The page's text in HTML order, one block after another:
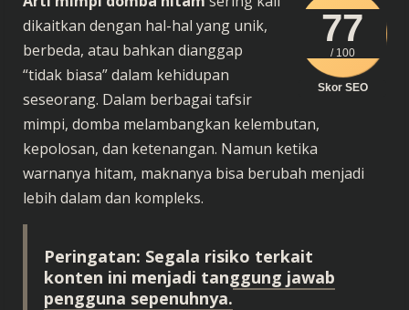
77
/ 100
Skor SEO
dikaitkan dengan hal-hal yang unik,
berbeda, atau bahkan dianggap
“tidak biasa” dalam kehidupan
seseorang. Dalam berbagai tafsir
mimpi, domba melambangkan kelembutan,
kepolosan, dan ketenangan. Namun ketika
warnanya hitam, maknanya bisa berubah menjadi
lebih dalam dan kompleks.
Peringatan: Segala risiko terkait
konten ini menjadi tanggung jawab
pengguna sepenuhnya.